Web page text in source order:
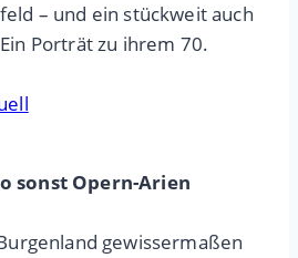
– und ein stückweit auch
Porträt zu ihrem 70.
sonst Opern-Arien
gewissermaßen